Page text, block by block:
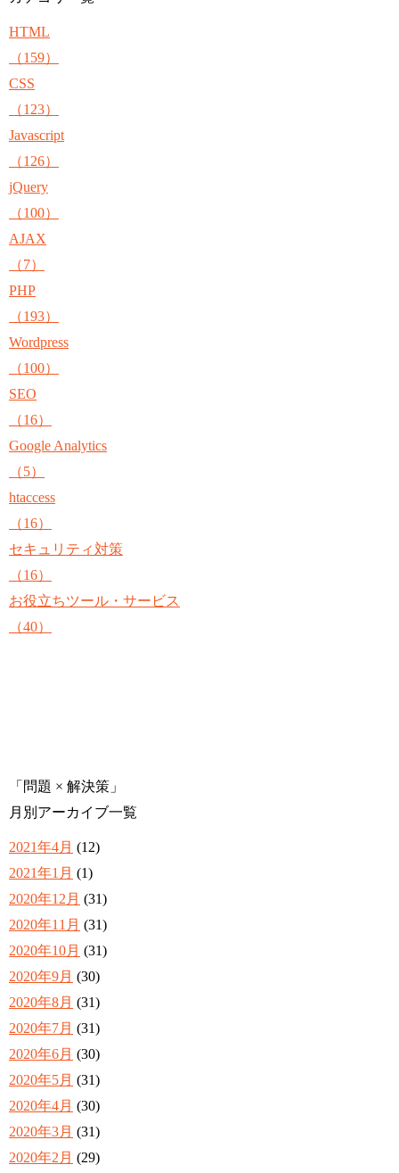
HTML
（159）
CSS
（123）
Javascript
（126）
jQuery
（100）
AJAX
（7）
PHP
（193）
Wordpress
（100）
SEO
（16）
Google Analytics
（5）
htaccess
（16）
セキュリティ対策
（16）
お役立ちツール・サービス
（40）
「問題 × 解決策」
月別アーカイブ一覧
2021年4月 (12)
2021年1月 (1)
2020年12月 (31)
2020年11月 (31)
2020年10月 (31)
2020年9月 (30)
2020年8月 (31)
2020年7月 (31)
2020年6月 (30)
2020年5月 (31)
2020年4月 (30)
2020年3月 (31)
2020年2月 (29)